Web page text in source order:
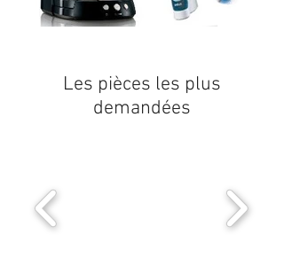
Les pièces les plus
demandées